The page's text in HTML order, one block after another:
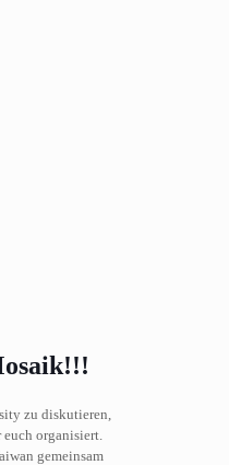
zu diskutieren,
euch organisiert.
gemeinsam